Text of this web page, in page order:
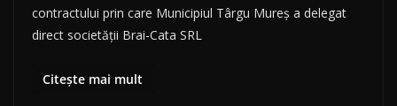
contractului prin care Municipiul Târgu Mureș a delegat
direct societății Brai-Cata SRL
Citește mai mult